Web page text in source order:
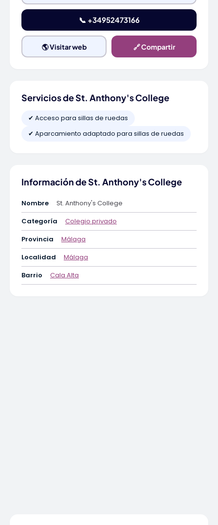
📞 +34952473166
🌎 Visitar web 🔗 Compartir
Servicios de St. Anthony's College
✔ Acceso para sillas de ruedas
✔ Aparcamiento adaptado para sillas de ruedas
Información de St. Anthony's College
Nombre
St. Anthony's College
Categoría
Colegio privado
Provincia
Málaga
Localidad
Málaga
Barrio
Cala Alta